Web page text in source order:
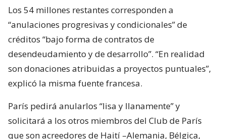
Los 54 millones restantes corresponden a
“anulaciones progresivas y condicionales” de
créditos “bajo forma de contratos de
desendeudamiento y de desarrollo”. “En realidad
son donaciones atribuidas a proyectos puntuales”,
explicó la misma fuente francesa.
París pedirá anularlos “lisa y llanamente” y
solicitará a los otros miembros del Club de París
que son acreedores de Haití –Alemania, Bélgica,